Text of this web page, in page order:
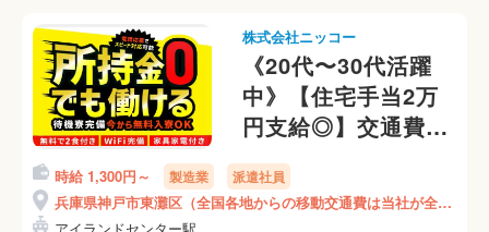
株式会社ニッコー
《20代〜30代活躍
中》【住宅手当2万
円支給◎】交通費全
額支給★月収28万円
可★窓枠にドアノブ
やカギの取り付け
時給 1,300円～ 製造業 派遣社員
兵庫県神戸市東灘区（全国各地からの移動交通費は当社が全額
負担）
アイランドセンター駅